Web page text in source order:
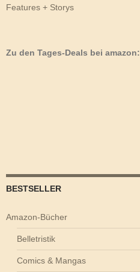
Features + Storys
Zu den Tages-Deals bei amazon:
BESTSELLER
Amazon-Bücher
Belletristik
Comics & Mangas